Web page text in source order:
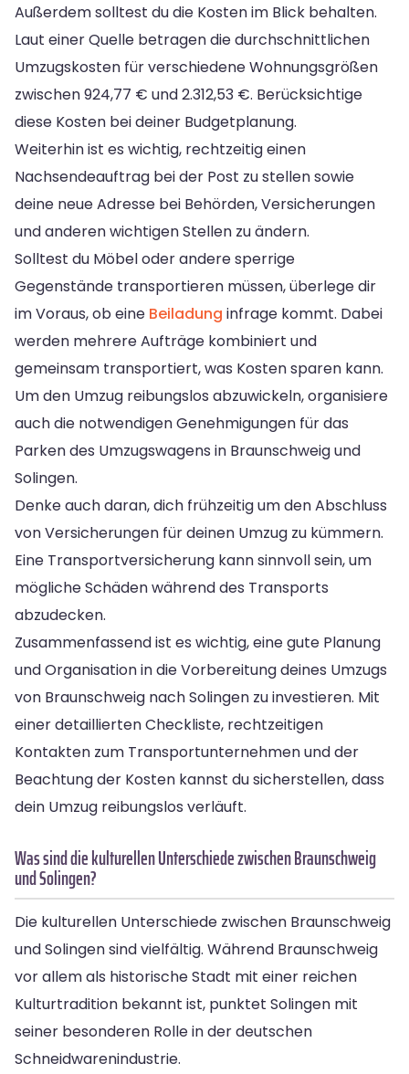
Außerdem solltest du die Kosten im Blick behalten.
Laut einer Quelle betragen die durchschnittlichen
Umzugskosten für verschiedene Wohnungsgrößen
zwischen 924,77 € und 2.312,53 €. Berücksichtige
diese Kosten bei deiner Budgetplanung.
Weiterhin ist es wichtig, rechtzeitig einen
Nachsendeauftrag bei der Post zu stellen sowie
deine neue Adresse bei Behörden, Versicherungen
und anderen wichtigen Stellen zu ändern.
Solltest du Möbel oder andere sperrige
Gegenstände transportieren müssen, überlege dir
im Voraus, ob eine Beiladung infrage kommt. Dabei
werden mehrere Aufträge kombiniert und
gemeinsam transportiert, was Kosten sparen kann.
Um den Umzug reibungslos abzuwickeln, organisiere
auch die notwendigen Genehmigungen für das
Parken des Umzugswagens in Braunschweig und
Solingen.
Denke auch daran, dich frühzeitig um den Abschluss
von Versicherungen für deinen Umzug zu kümmern.
Eine Transportversicherung kann sinnvoll sein, um
mögliche Schäden während des Transports
abzudecken.
Zusammenfassend ist es wichtig, eine gute Planung
und Organisation in die Vorbereitung deines Umzugs
von Braunschweig nach Solingen zu investieren. Mit
einer detaillierten Checkliste, rechtzeitigen
Kontakten zum Transportunternehmen und der
Beachtung der Kosten kannst du sicherstellen, dass
dein Umzug reibungslos verläuft.
Was sind die kulturellen Unterschiede zwischen Braunschweig
und Solingen?
Die kulturellen Unterschiede zwischen Braunschweig
und Solingen sind vielfältig. Während Braunschweig
vor allem als historische Stadt mit einer reichen
Kulturtradition bekannt ist, punktet Solingen mit
seiner besonderen Rolle in der deutschen
Schneidwarenindustrie.